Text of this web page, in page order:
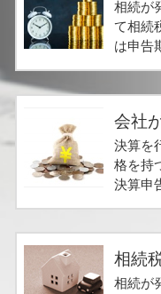
相続が
て相続
は申告
会社
決算を
格を持
決算申
相続
相続が